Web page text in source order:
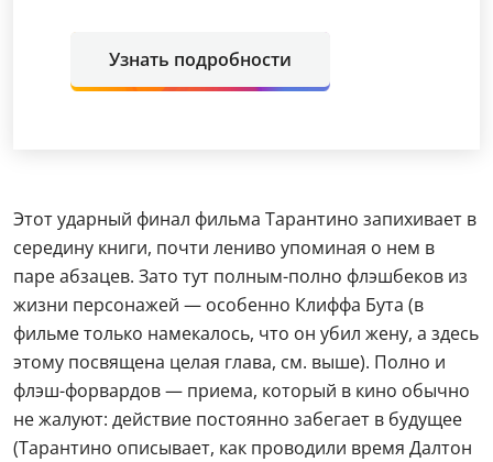
Узнать подробности
Этот ударный финал фильма Тарантино запихивает в
середину книги, почти лениво упоминая о нем в
паре абзацев. Зато тут полным-полно флэшбеков из
жизни персонажей — особенно Клиффа Бута (в
фильме только намекалось, что он убил жену, а здесь
этому посвящена целая глава, см. выше). Полно и
флэш-форвардов — приема, который в кино обычно
не жалуют: действие постоянно забегает в будущее
(Тарантино описывает, как проводили время Далтон